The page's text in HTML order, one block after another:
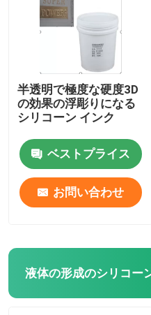
半透明で極度な硬度3D
の効果の浮彫りになる
シリコーン インク
ベストプライス
お問い合わせ
液体の形成のシリコー